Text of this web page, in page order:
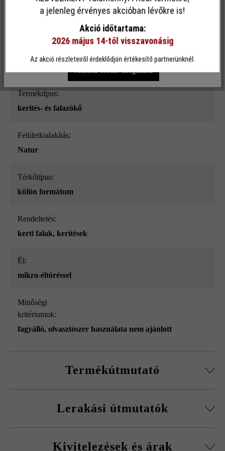
Felületi struktúra:
ezüstszürke nüansz-árnyalt_ModulusPur
Terméktípus:
kerítés- és falazókő
Felületkialakítás:
Natur
Térkőtípus:
külön formátum
Rendeltetés:
kerti falak, kerítések
él:
mikro-éltöréssel
Minőségi
kritériumok:
fagyálló, olvasztószer használata nem ajánlott
Termékútmutató
kövekkel, sarokkő-szettel és fedőlapokkal.
Falakhoz és kerítésekhez, valamint előfalazáshoz
Lerakási útmutatók
kitöltőbeton javasolt betonminőségét.
Kivitelezések és árak
Ez a webhely cookie-kat használ, hogy a lehető legjobb
funkcionalitást kínálja Önnek...További információ
Egyéni beállítások Csak funkcionális cookie elfogadása
Minden cookie elfogadása
a jelenleg érvényes akcióban lévőkre is!
Akció időtartama:
2026 május 14-től visszavonásig
Az akció részleteiről érdeklődjön értékesítő partnerünknél.